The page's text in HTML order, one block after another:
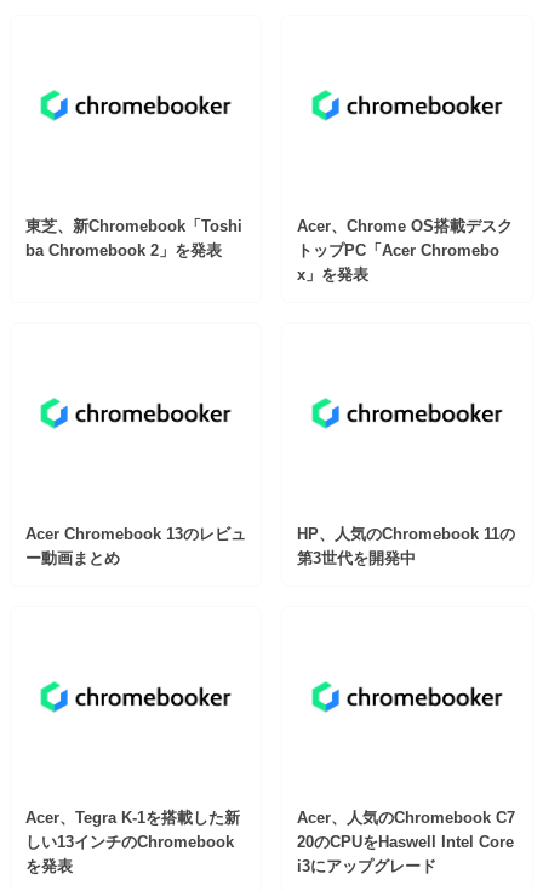
東芝、新Chromebook「Toshi
ba Chromebook 2」を発表
Acer、Chrome OS搭載デスク
トップPC「Acer Chromebo
x」を発表
Acer Chromebook 13のレビュ
ー動画まとめ
HP、人気のChromebook 11の
第3世代を開発中
Acer、Tegra K-1を搭載した新
しい13インチのChromebook
を発表
Acer、人気のChromebook C7
20のCPUをHaswell Intel Core
i3にアップグレード